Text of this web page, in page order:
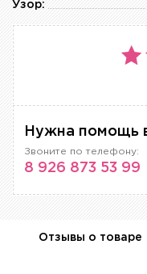
Узор:
Нужна помощь
Звоните по телефону:
8 926 873 53 99
Отзывы о товаре